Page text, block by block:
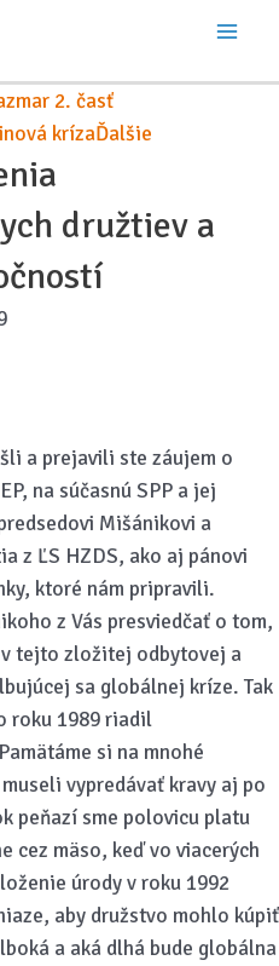
2. časť
krízaĎalšie
družtiev a
a prejavili ste záujem o
na súčasnú SPP a jej
Mišánikovi a
z ĽS HZDS, ako aj pánovi
ktoré nám pripravili.
z Vás presviedčať o tom,
tejto zložitej odbytovej a
sa globálnej kríze. Tak
roku 1989 riadil
si na mnohé
vypredávať kravy aj po
peňazí sme polovicu platu
cez mäso, keď vo viacerých
úrody v roku 1992
aby družstvo mohlo kúpiť
a aká dlhá bude globálna